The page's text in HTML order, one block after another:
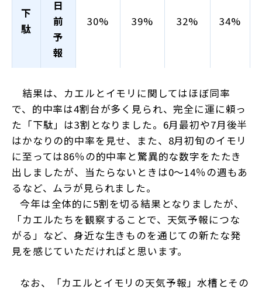
下
駄
日
前
予
報
30% 39% 32% 34%
結果は、カエルとイモリに関してはほぼ同率
で、的中率は4割台が多く見られ、完全に運に頼っ
た「下駄」は3割となりました。 6月最初や7月後半
はかなりの的中率を見せ、また、 8月初旬のイモリ
に至っては86％の的中率と驚異的な数字をたたき
出しましたが、当たらないときは0～14％の週もあ
るなど、ムラが見られました。
今年は全体的に5割を切る結果となりましたが、
「カエルたちを観察することで、天気予報につな
がる」など、身近な生きものを通じての新たな発
見を感じていただければと思います。
なお、「カエルとイモリの天気予報」水槽とその